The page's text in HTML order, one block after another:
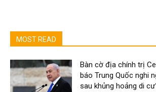
MOST READ
Bàn cờ địa chính trị
báo Trung Quốc nghi
sau khủng hoảng di